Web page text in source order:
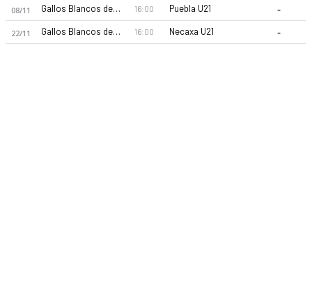
08/11 Gallos Blancos de Queretaro U21 16:00 Puebla U21 -
22/11 Gallos Blancos de Queretaro U21 16:00 Necaxa U21 -